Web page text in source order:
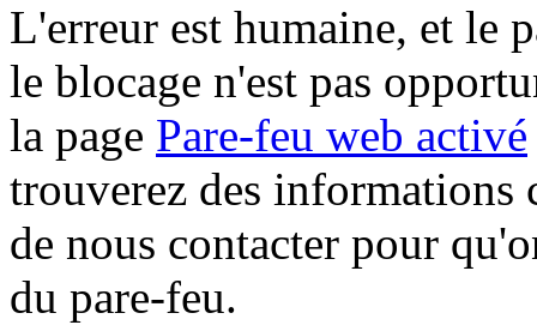
L'erreur est humaine, et le
le blocage n'est pas
la page Pare-feu web activé
trouverez des informations
de nous contacter pour
du pare-feu.